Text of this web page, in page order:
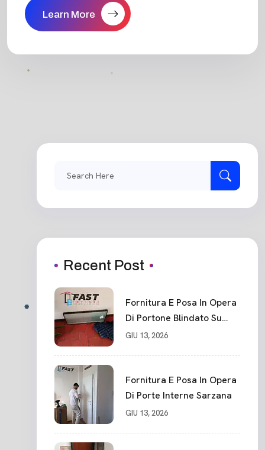
Learn More
Recent Post
Fornitura E Posa In Opera
Di Portone Blindato Su
Misura In PVC, Panello
Punti La Spezia
GIU 13, 2026
Fornitura E Posa In Opera
Di Porte Interne Sarzana
GIU 13, 2026